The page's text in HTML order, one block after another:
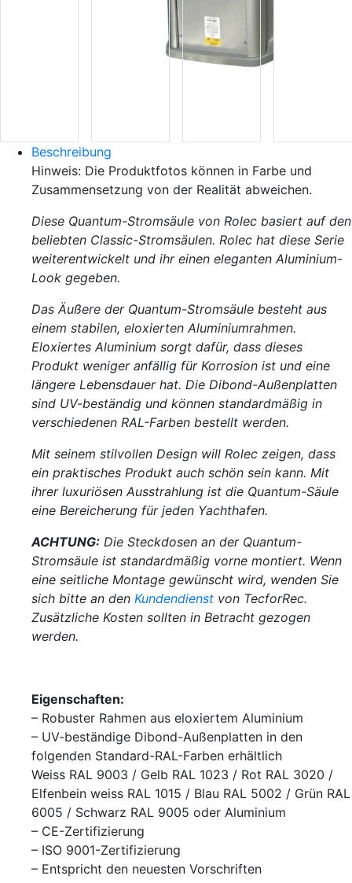
Beschreibung
Hinweis: Die Produktfotos können in Farbe und
Zusammensetzung von der Realität abweichen.
Diese Quantum-Stromsäule von Rolec basiert auf den
beliebten Classic-Stromsäulen. Rolec hat diese Serie
weiterentwickelt und ihr einen eleganten Aluminium-
Look gegeben.
Das Äußere der Quantum-Stromsäule besteht aus
einem stabilen, eloxierten Aluminiumrahmen.
Eloxiertes Aluminium sorgt dafür, dass dieses
Produkt weniger anfällig für Korrosion ist und eine
längere Lebensdauer hat. Die Dibond-Außenplatten
sind UV-beständig und können standardmäßig in
verschiedenen RAL-Farben bestellt werden.
Mit seinem stilvollen Design will Rolec zeigen, dass
ein praktisches Produkt auch schön sein kann. Mit
ihrer luxuriösen Ausstrahlung ist die Quantum-Säule
eine Bereicherung für jeden Yachthafen.
ACHTUNG: Die Steckdosen an der Quantum-
Stromsäule ist standardmäßig vorne montiert. Wenn
eine seitliche Montage gewünscht wird, wenden Sie
sich bitte an den Kundendienst von TecforRec.
Zusätzliche Kosten sollten in Betracht gezogen
werden.
Eigenschaften:
– Robuster Rahmen aus eloxiertem Aluminium
– UV-beständige Dibond-Außenplatten in den
folgenden Standard-RAL-Farben erhältlich
Weiss RAL 9003 / Gelb RAL 1023 / Rot RAL 3020 /
Elfenbein weiss RAL 1015 / Blau RAL 5002 / Grün RAL
6005 / Schwarz RAL 9005 oder Aluminium
– CE-Zertifizierung
– ISO 9001-Zertifizierung
– Entspricht den neuesten Vorschriften